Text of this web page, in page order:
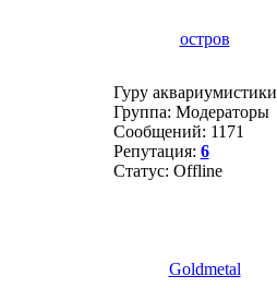
остров
Гуру аквариумистики
Группа: Модераторы
Сообщений: 1171
Репутация: 6
Статус: Offline
Goldmetal